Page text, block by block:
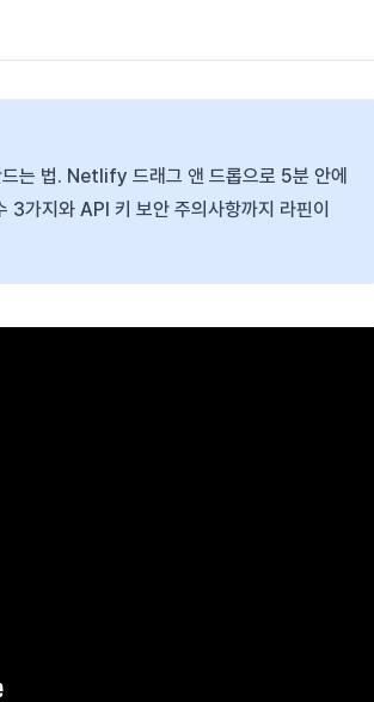
는 법. Netlify 드래그 앤 드롭으로 5분 안에
3가지와 API 키 보안 주의사항까지 라핀이